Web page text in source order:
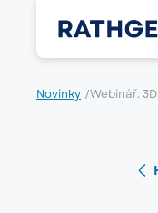
Novinky /Webinář: